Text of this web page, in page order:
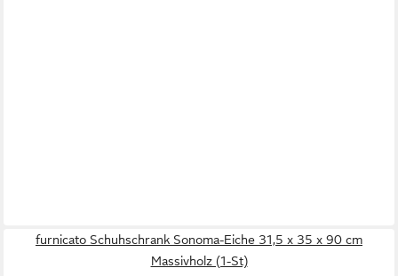
furnicato Schuhschrank Sonoma-Eiche 31,5 x 35 x 90 cm
Massivholz (1-St)